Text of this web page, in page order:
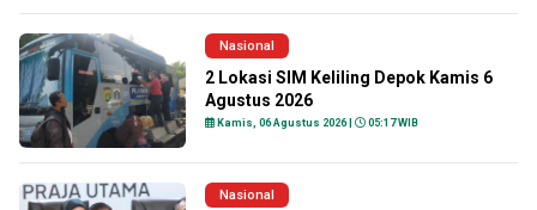
Nasional
2 Lokasi SIM Keliling Depok Kamis 6
Agustus 2026
Kamis, 06 Agustus 2026 | 05:17 WIB
Nasional